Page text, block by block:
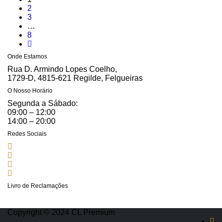
2
3
…
8
Onde Estamos
Rua D. Armindo Lopes Coelho,
1729-D, 4815-621 Regilde, Felgueiras
O Nosso Horário
Segunda a Sábado:
09:00 – 12:00
14:00 – 20:00
Redes Sociais
Livro de Reclamações
Copyright © 2024 CL Premium